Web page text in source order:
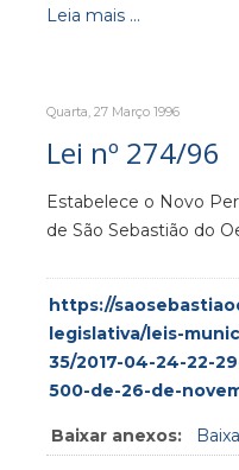
Leia mais ...
Quarta, 27 Março 1996
Lei nº 274/96
Estabelece o Novo
de São Sebastião do
https://
legislativa/leis-
35/2017-04-24-22-
500-de-26-de-
Baixar anexos: